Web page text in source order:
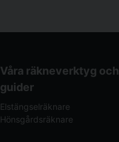
Våra räkneverktyg och
guider
Elstängselräknare
Hönsgårdsräknare